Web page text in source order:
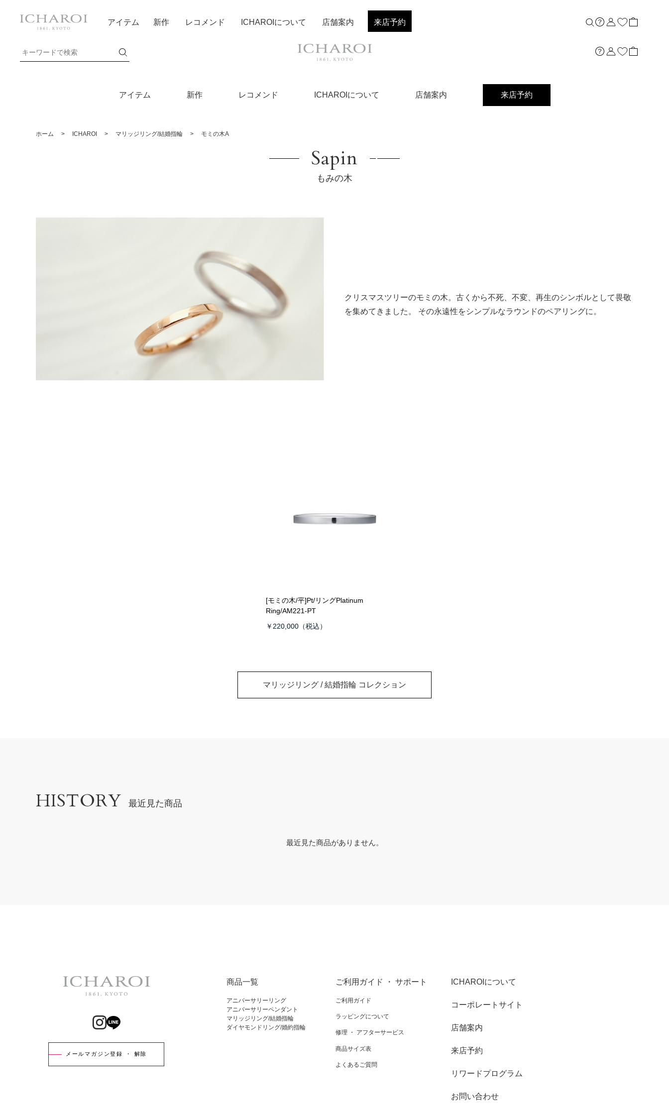
アイテム 新作 レコメンド ICHAROIについて 店舗案内 来店予約
アイテム 新作 レコメンド ICHAROIについて 店舗案内 来店予約
ホーム > ICHAROI > マリッジリング/結婚指輪 > モミの木A
Sapin
もみの木
クリスマスツリーのモミの木。古くから不死、不変、再生のシンボルとして畏敬
を集めてきました。 その永遠性をシンプルなラウンドのペアリングに。
[モミの木/平]Pt/リングPlatinum
Ring/AM221-PT
￥220,000
マリッジリング / 結婚指輪 コレクション
HISTORY
最近見た商品がありません。
メールマガジン登録 ・ 解除
商品一覧
アニバーサリーリング
アニバーサリーペンダント
マリッジリング/結婚指輪
ダイヤモンドリング/婚約指輪
ご利用ガイド ・ サポート
ご利用ガイド
ラッピングについて
修理 ・ アフターサービス
商品サイズ表
よくあるご質問
ICHAROIについて
コーポレートサイト
店舗案内
来店予約
リワードプログラム
お問い合わせ